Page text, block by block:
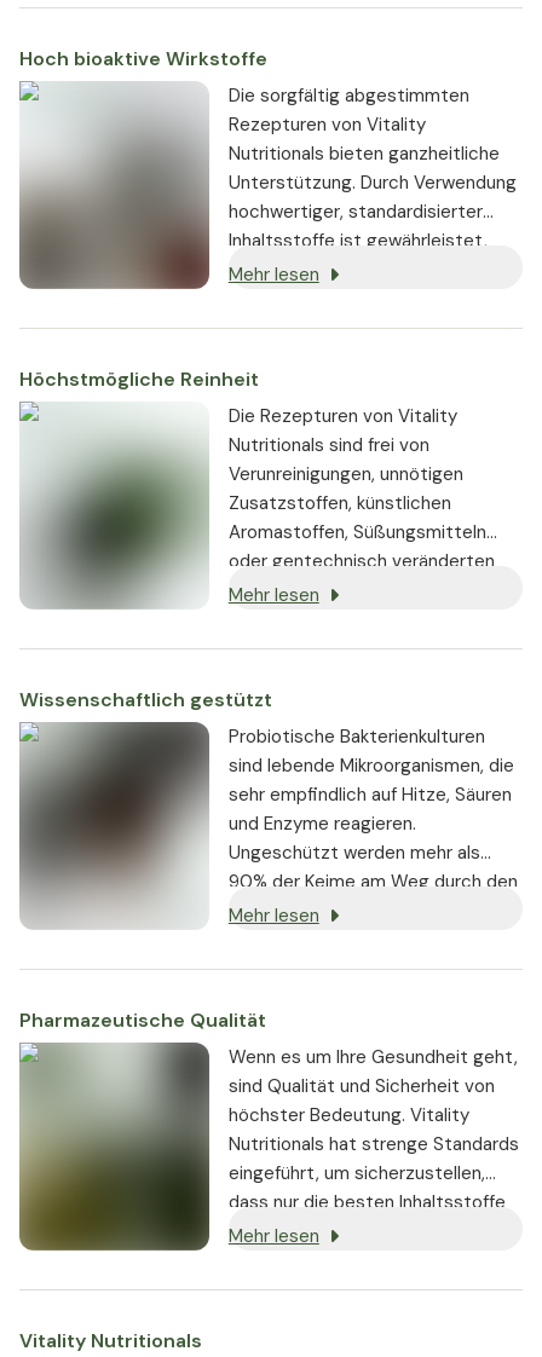
Hoch bioaktive Wirkstoffe
Die sorgfältig abgestimmten
Rezepturen von Vitality
Nutritionals bieten ganzheitliche
Unterstützung. Durch Verwendung
hochwertiger, standardisierter
Inhaltsstoffe ist gewährleistet,
dass sie stets in gleichbleibender,
enthalten sind.
Mehr lesen
Höchstmögliche Reinheit
Die Rezepturen von Vitality
Nutritionals sind frei von
Verunreinigungen, unnötigen
Zusatzstoffen, künstlichen
Aromastoffen, Süßungsmitteln
oder gentechnisch veränderten
Substanzen. Wo immer möglich,
Zutaten verwendet.
Mehr lesen
Wissenschaftlich gestützt
Probiotische Bakterienkulturen
sind lebende Mikroorganismen, die
sehr empfindlich auf Hitze, Säuren
und Enzyme reagieren.
Ungeschützt werden mehr als
90% der Keime am Weg durch den
Verdauungstrakt durch die
Verdauungsenzyme zerstört.
Mehr lesen
Pharmazeutische Qualität
Wenn es um Ihre Gesundheit geht,
sind Qualität und Sicherheit von
höchster Bedeutung. Vitality
Nutritionals hat strenge Standards
eingeführt, um sicherzustellen,
dass nur die besten Inhaltsstoffe
von seriösen Lieferanten bezogen
werden:
Mehr lesen
Vitality Nutritionals